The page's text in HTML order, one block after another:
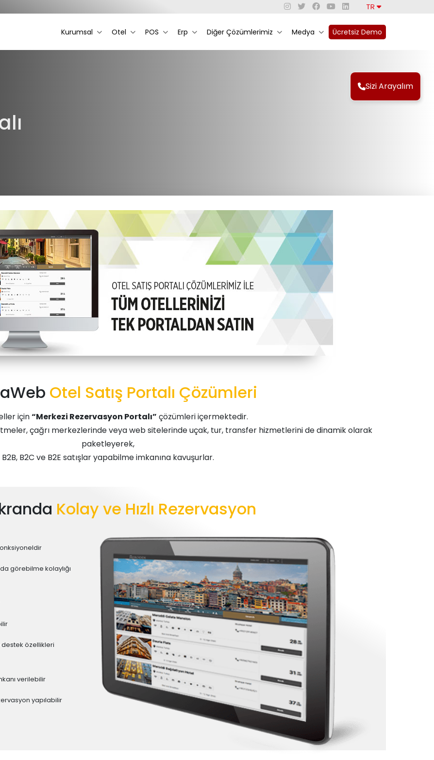
TR
Kurumsal Otel POS Erp Diğer Çözümlerimiz Medya Ücretsiz Demo
Sizi Arayalım
Otel Satış Portalı Çözümleri
için“Merkezi Rezervasyon Portalı” çözümleri içermektedir.
çağrı merkezlerinde veya web sitelerinde uçak, tur, transfer hizmetlerini de dinamik olarak
paketleyerek,
B2B, B2C ve B2E satışlar yapabilme imkanına kavuşurlar.
Kolay ve Hızlı Rezervasyon
görebilme kolaylığı
özellikleri
verilebilir
yapılabilir